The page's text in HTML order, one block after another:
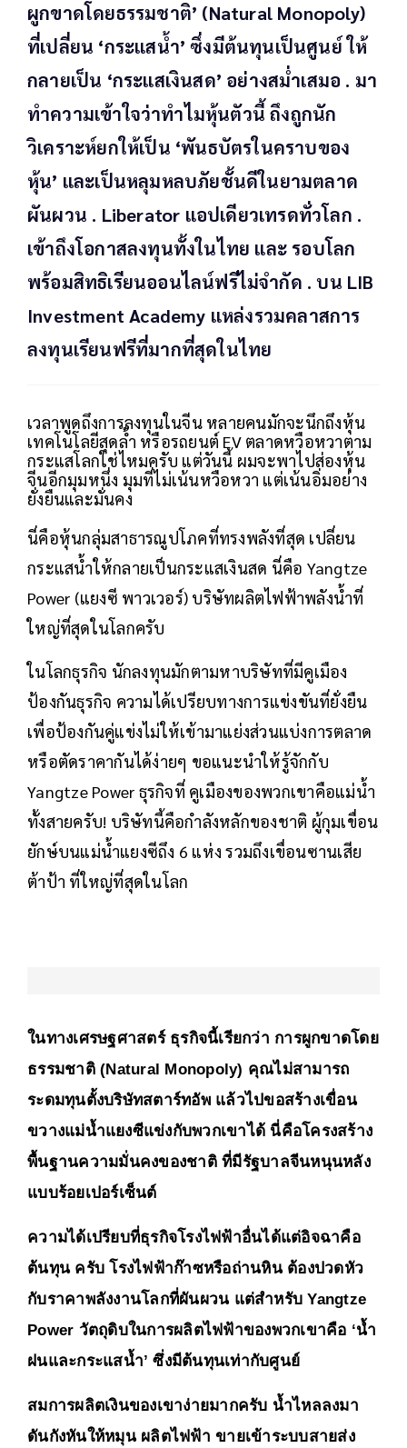
ผูกขาดโดยธรรมชาติ’ (Natural Monopoly)
ที่เปลี่ยน ‘กระแสน้ำ’ ซึ่งมีต้นทุนเป็นศูนย์ ให้
กลายเป็น ‘กระแสเงินสด’ อย่างสม่ำเสมอ . มา
ทำความเข้าใจว่าทำไมหุ้นตัวนี้ ถึงถูกนัก
วิเคราะห์ยกให้เป็น ‘พันธบัตรในคราบของ
หุ้น’ และเป็นหลุมหลบภัยชั้นดีในยามตลาด
ผันผวน . Liberator แอปเดียวเทรดทั่วโลก .
เข้าถึงโอกาสลงทุนทั้งในไทย และ รอบโลก
พร้อมสิทธิเรียนออนไลน์ฟรีไม่จำกัด . บน LIB
Investment Academy แหล่งรวมคลาสการ
ลงทุนเรียนฟรีที่มากที่สุดในไทย
เวลาพูดถึงการลงทุนในจีน หลายคนมักจะนึกถึงหุ้น
เทคโนโลยีสุดล้ำ หรือรถยนต์ EV ตลาดหวือหวาตาม
กระแสโลกใช่ไหมครับ แต่วันนี้ ผมจะพาไปส่องหุ้น
จีนอีกมุมหนึ่ง มุมที่ไม่เน้นหวือหวา แต่เน้นอิ่มอย่าง
ยั่งยืนและมั่นคง
นี่คือหุ้นกลุ่มสาธารณูปโภคที่ทรงพลังที่สุด เปลี่ยน
กระแสน้ำให้กลายเป็นกระแสเงินสด นี่คือ Yangtze
Power (แยงซี พาวเวอร์) บริษัทผลิตไฟฟ้าพลังน้ำที่
ใหญ่ที่สุดในโลกครับ
ในโลกธุรกิจ นักลงทุนมักตามหาบริษัทที่มีคูเมือง
ป้องกันธุรกิจ ความได้เปรียบทางการแข่งขันที่ยั่งยืน
เพื่อป้องกันคู่แข่งไม่ให้เข้ามาแย่งส่วนแบ่งการตลาด
หรือตัดราคากันได้ง่ายๆ ขอแนะนำให้รู้จักกับ
Yangtze Power ธุรกิจที่ คูเมืองของพวกเขาคือแม่น้ำ
ทั้งสายครับ! บริษัทนี้คือกำลังหลักของชาติ ผู้กุมเขื่อน
ยักษ์บนแม่น้ำแยงซีถึง 6 แห่ง รวมถึงเขื่อนซานเสีย
ต้าป้า ที่ใหญ่ที่สุดในโลก
ในทางเศรษฐศาสตร์ ธุรกิจนี้เรียกว่า การผูกขาดโดย
ธรรมชาติ (Natural Monopoly) คุณไม่สามารถ
ระดมทุนตั้งบริษัทสตาร์ทอัพ แล้วไปขอสร้างเขื่อน
ขวางแม่น้ำแยงซีแข่งกับพวกเขาได้ นี่คือโครงสร้าง
พื้นฐานความมั่นคงของชาติ ที่มีรัฐบาลจีนหนุนหลัง
แบบร้อยเปอร์เซ็นต์
ความได้เปรียบที่ธุรกิจโรงไฟฟ้าอื่นได้แต่อิจฉาคือ
ต้นทุน ครับ โรงไฟฟ้าก๊าซหรือถ่านหิน ต้องปวดหัว
กับราคาพลังงานโลกที่ผันผวน แต่สำหรับ Yangtze
Power วัตถุดิบในการผลิตไฟฟ้าของพวกเขาคือ ‘น้ำ
ฝนและกระแสน้ำ’ ซึ่งมีต้นทุนเท่ากับศูนย์
สมการผลิตเงินของเขาง่ายมากครับ น้ำไหลลงมา
ดันกังหันให้หมุน ผลิตไฟฟ้า ขายเข้าระบบสายส่ง